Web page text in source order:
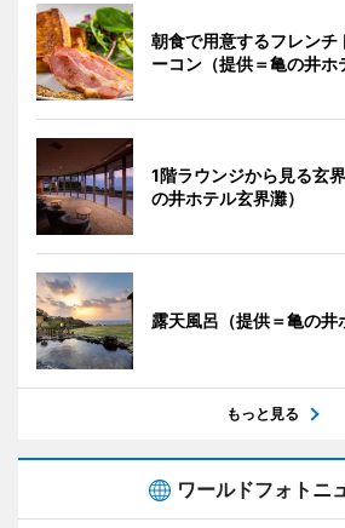
朝食で用意するフレンチ
ーコン（提供＝亀の井ホ
1階ラウンジから見る玄
の井ホテル玄界灘）
露天風呂（提供＝亀の井
もっと見る
ワールドフォトニ